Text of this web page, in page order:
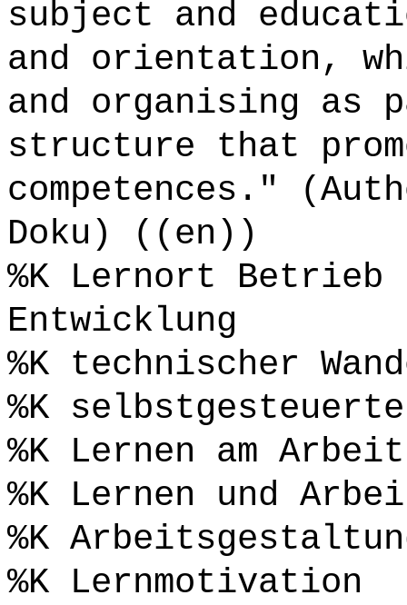
subject and
and orientation,
and organising as
structure that
competences."
Doku) ((en))
%K Lernort
Entwicklung
%K technischer
%K
%K Lernen am
%K Lernen und
%K
%K Lernmotivation